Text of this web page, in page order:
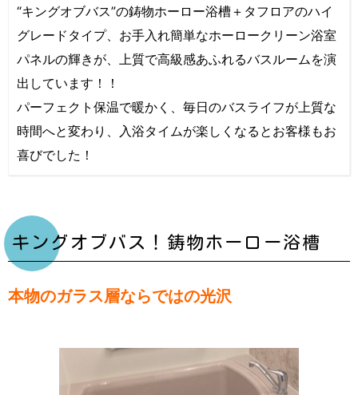
“キングオブバス”の鋳物ホーロー浴槽＋タフロアのハイ
グレードタイプ、お手入れ簡単なホーロークリーン浴室
パネルの輝きが、上質で高級感あふれるバスルームを演
出しています！！
パーフェクト保温で暖かく、毎日のバスライフが上質な
時間へと変わり、入浴タイムが楽しくなるとお客様もお
喜びでした！
キングオブバス！鋳物ホーロー浴槽
本物のガラス層ならではの光沢